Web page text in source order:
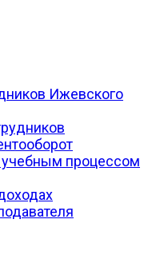
Ижевского
учебным процессом